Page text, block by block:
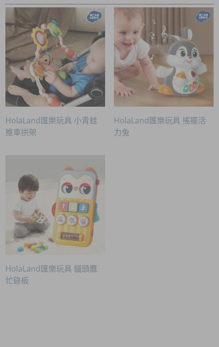
HolaLand匯樂玩具 小青蛙
推車拱架
HolaLand匯樂玩具 搖擺活
力兔
HolaLand匯樂玩具 貓頭鷹
忙碌板